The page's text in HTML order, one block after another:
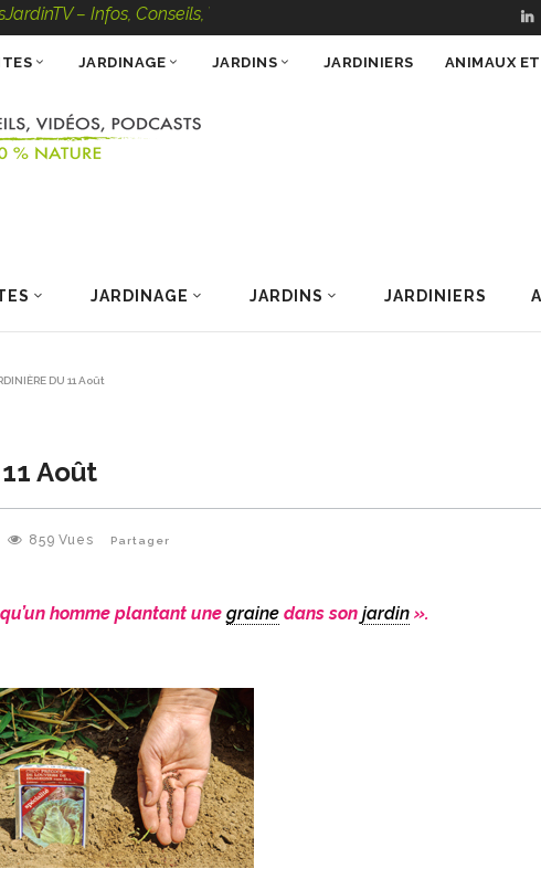
– Infos, Conseils, Vidéos, Podcasts – 100 % Nature
JARDINAGE JARDINS JARDINIERS
JARDINAGE JARDINS JARDINIERS ANIMAUX
DU 11 Août
Août
859 Vues Partager
homme plantant unegraine dans sonjardin ».